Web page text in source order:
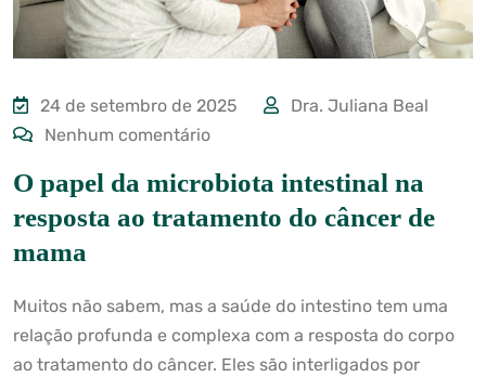
24 de setembro de 2025
Dra. Juliana Beal
Nenhum comentário
O papel da microbiota intestinal na
resposta ao tratamento do câncer de
mama
Muitos não sabem, mas a saúde do intestino tem uma
relação profunda e complexa com a resposta do corpo
ao tratamento do câncer. Eles são interligados por